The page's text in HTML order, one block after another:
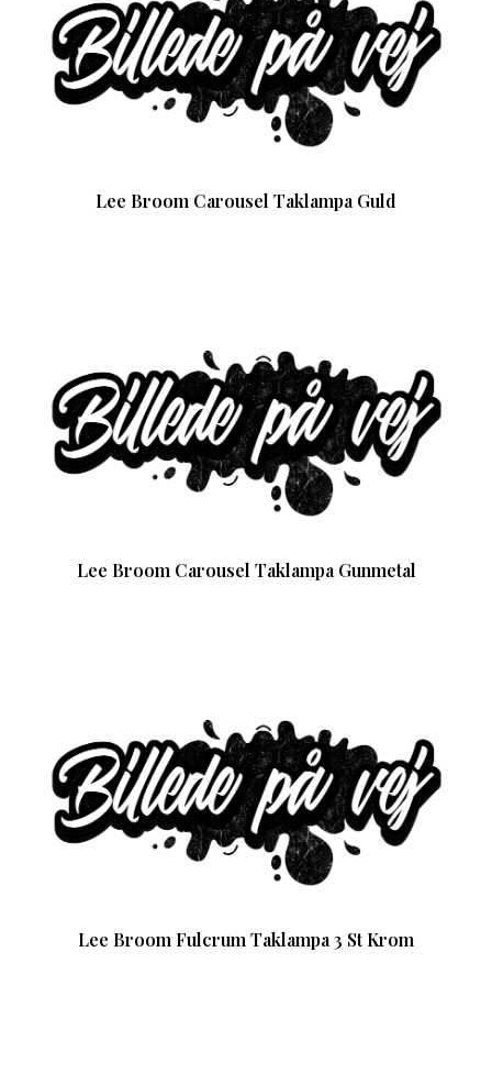
Lee Broom Carousel Taklampa Guld
Lee Broom Carousel Taklampa Gunmetal
Lee Broom Fulcrum Taklampa 3 St Krom